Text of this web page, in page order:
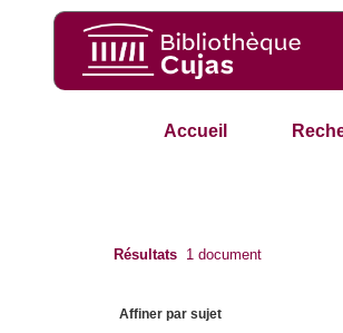
Accueil
Résultats 1 document
Affiner par sujet